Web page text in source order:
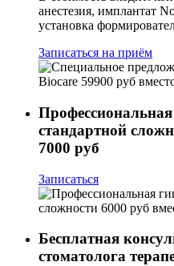
анестезия, имплантат
установка
Записаться на приём
стандартной
7000 руб
Записаться
Бесплатная
стоматолога